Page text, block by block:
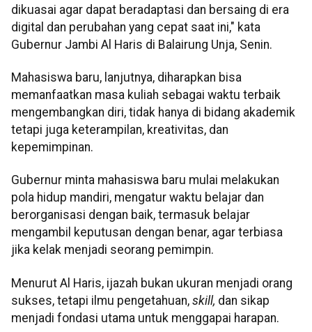
dikuasai agar dapat beradaptasi dan bersaing di era
digital dan perubahan yang cepat saat ini," kata
Gubernur Jambi Al Haris di Balairung Unja, Senin.
Mahasiswa baru, lanjutnya, diharapkan bisa
memanfaatkan masa kuliah sebagai waktu terbaik
mengembangkan diri, tidak hanya di bidang akademik
tetapi juga keterampilan, kreativitas, dan
kepemimpinan.
Gubernur minta mahasiswa baru mulai melakukan
pola hidup mandiri, mengatur waktu belajar dan
berorganisasi dengan baik, termasuk belajar
mengambil keputusan dengan benar, agar terbiasa
jika kelak menjadi seorang pemimpin.
Menurut Al Haris, ijazah bukan ukuran menjadi orang
sukses, tetapi ilmu pengetahuan, skill, dan sikap
menjadi fondasi utama untuk menggapai harapan.